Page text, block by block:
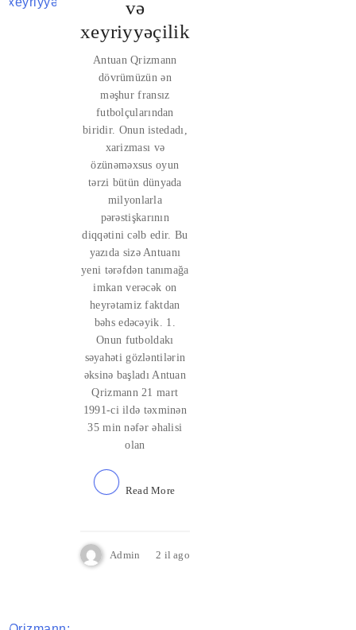
və
xeyriyyəçilik
Antuan Qrizmann
dövrümüzün ən
məşhur fransız
futbolçularından
biridir. Onun istedadı,
xarizması və
özünəməxsus oyun
tərzi bütün dünyada
milyonlarla
pərəstişkarının
diqqətini cəlb edir. Bu
yazıda sizə Antuanı
yeni tərəfdən tanımağa
imkan verəcək on
heyrətamiz faktdan
bəhs edəcəyik. 1.
Onun futboldakı
səyahəti gözləntilərin
əksinə başladı Antuan
Qrizmann 21 mart
1991-ci ildə təxminən
35 min nəfər əhalisi
olan
Read More
Admin 2 il ago